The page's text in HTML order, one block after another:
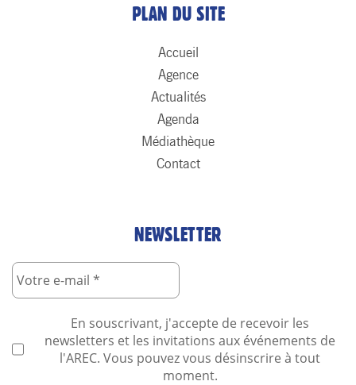
PLAN DU SITE
Accueil
Agence
Actualités
Agenda
Médiathèque
Contact
NEWSLETTER
En souscrivant, j'accepte de recevoir les
newsletters et les invitations aux événements de
l'AREC. Vous pouvez vous désinscrire à tout
moment.